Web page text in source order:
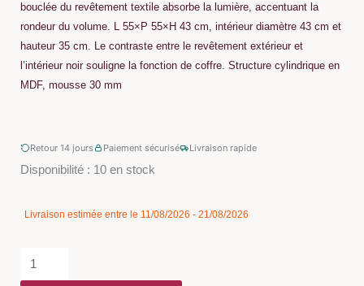
bouclée du revêtement textile absorbe la lumière, accentuant la
rondeur du volume. L 55×P 55×H 43 cm, intérieur diamètre 43 cm et
hauteur 35 cm. Le contraste entre le revêtement extérieur et
l’intérieur noir souligne la fonction de coffre. Structure cylindrique en
MDF, mousse 30 mm
Retour 14 jours Paiement sécurisé Livraison rapide
Disponibilité : 10 en stock
Livraison estimée entre le 11/08/2026 - 21/08/2026
quantité
Pouf
Beige
Tissu